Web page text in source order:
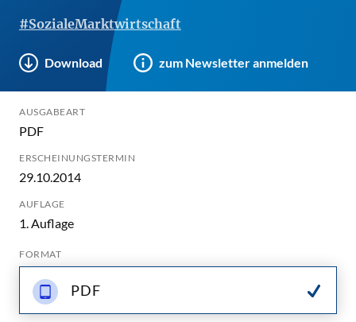
#SozialeMarktwirtschaft
Download zum Newsletter anmelden
AUSGABEART
PDF
ERSCHEINUNGSTERMIN
29.10.2014
AUFLAGE
1. Auflage
FORMAT
PDF